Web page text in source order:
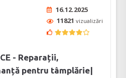
16.12.2025
11821 vizualizări
- Reparații,
pentru tâmplărie|